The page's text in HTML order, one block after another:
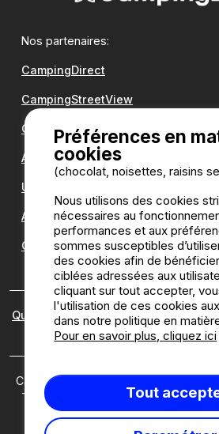
Nos partenaires:
CampingDirect
CampingStreetView
Groupe Romanée
Antilope VAN
Une question ?
Annuaire des campings
Guide camping
Qui sommes nous ? |Mentions
des avis
Camping2be.com ©2026
Tous les médias et toutes les
leurs détenteurs
Ce site est protégé par
Préférences en
cookies
(chocolat, noisettes, raisins
Nous utilisons des cookies
nécessaires au
performances et aux
sommes susceptibles
des cookies afin de
ciblées adressées aux
cliquant sur tout accepter,
l'utilisation de ces cookies
dans notre politique en
Pour en savoir plus, cliquez ici
Tout